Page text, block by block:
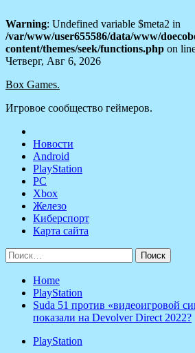
Warning: Undefined variable $meta2 in
/var/www/user655586/data/www/
content/themes/seek/functions.php on
Skip
content
Четверг, Авг 6, 2026
Box Games.
Игровое сообщество геймеров.
Новости
Android
PlayStation
PC
Xbox
Железо
Киберспорт
Карта сайта
Найти:
Home
PlayStation
Suda 51 против «видеоигровой
показали на Devolver Direct 2022?
PlayStation